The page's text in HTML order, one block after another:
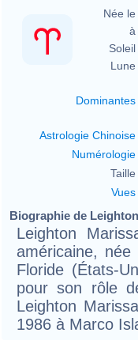
Née le
à
Soleil
Lune
Dominantes
Astrologie Chinoise
Numérologie
Taille
Vues
Biographie de
Leighton
américaine,
Floride (États-
pour son rôle
Leighton
1986 à Marco